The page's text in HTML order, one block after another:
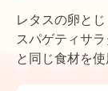
レタスの卵とじ
スパゲティサ
と同じ食材を